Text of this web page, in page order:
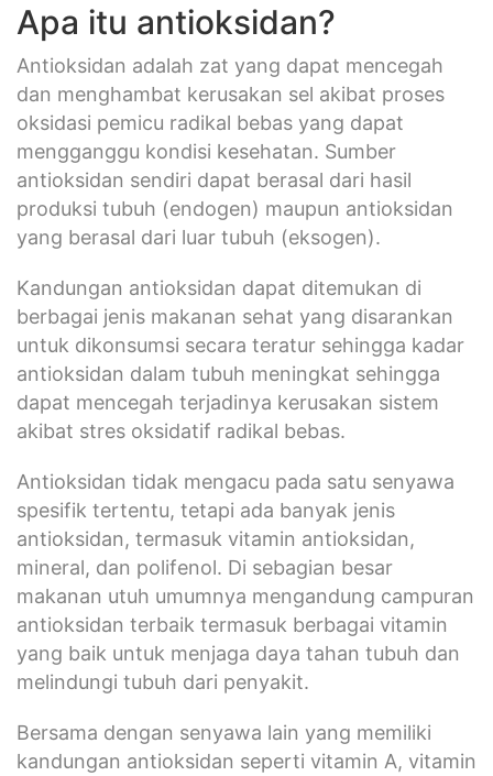
Apa itu antioksidan?
Antioksidan adalah zat yang dapat mencegah
dan menghambat kerusakan sel akibat proses
oksidasi pemicu radikal bebas yang dapat
mengganggu kondisi kesehatan. Sumber
antioksidan sendiri dapat berasal dari hasil
produksi tubuh (endogen) maupun antioksidan
yang berasal dari luar tubuh (eksogen).
Kandungan antioksidan dapat ditemukan di
berbagai jenis makanan sehat yang disarankan
untuk dikonsumsi secara teratur sehingga kadar
antioksidan dalam tubuh meningkat sehingga
dapat mencegah terjadinya kerusakan sistem
akibat stres oksidatif radikal bebas.
Antioksidan tidak mengacu pada satu senyawa
spesifik tertentu, tetapi ada banyak jenis
antioksidan, termasuk vitamin antioksidan,
mineral, dan polifenol. Di sebagian besar
makanan utuh umumnya mengandung campuran
antioksidan terbaik termasuk berbagai vitamin
yang baik untuk menjaga daya tahan tubuh dan
melindungi tubuh dari penyakit.
Bersama dengan senyawa lain yang memiliki
kandungan antioksidan seperti vitamin A, vitamin